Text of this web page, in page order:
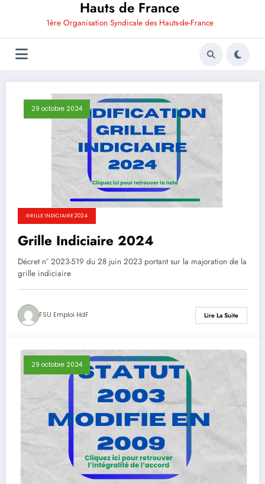
Hauts de France
1ère Organisation Syndicale des Hauts-de-France
29 octobre 2024
GRILLE INDICIAIRE 2024
Grille Indiciaire 2024
Décret n° 2023-519 du 28 juin 2023 portant sur la majoration de la
grille indiciaire
FSU Emploi HdF Lire La Suite
29 octobre 2024